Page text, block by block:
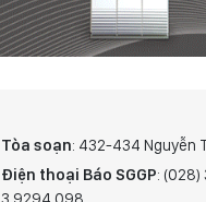
Tòa soạn: 432-434 Nguyễn
Điện thoại Báo SGGP: